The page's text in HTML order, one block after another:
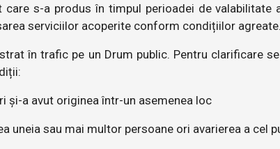
care s-a produs în timpul perioadei de valabilitate
serviciilor acoperite conform condițiilor agreate.
în trafic pe un Drum public. Pentru clarificare
și-a avut originea într-un asemenea loc
uneia sau mai multor persoane ori avarierea a cel